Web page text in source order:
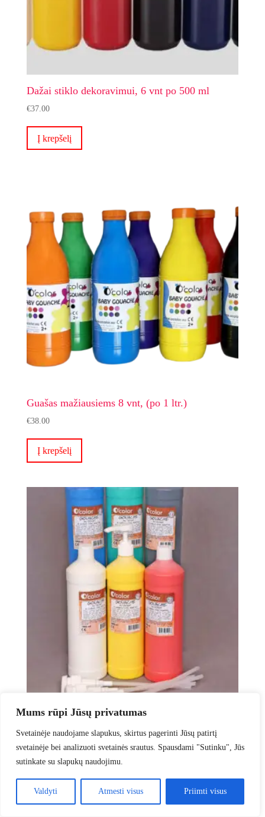
Mums rūpi Jūsų privatumas
Svetainėje naudojame slapukus, skirtus pagerinti Jūsų patirtį
svetainėje bei analizuoti svetainės srautus. Spausdami "Sutinku", Jūs
sutinkate su slapukų naudojimu.
Valdyti Atmesti visus Priimti visus
Dažai stiklo dekoravimui, 6 vnt po 500 ml
€37.00
Į krepšelį
Guašas mažiausiems 8 vnt, (po 1 ltr.)
€38.00
Į krepšelį
Dažai skirti piešti rankomis, 6 vnt (po 1 ltr.)
€40.00
Į krepšelį